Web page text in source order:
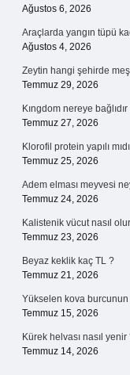
Ağustos 6, 2026
Araçlarda yangın tüpü
Ağustos 4, 2026
Zeytin hangi şehirde
Temmuz 29, 2026
Kıngdom nereye bağlıdır
Temmuz 27, 2026
Klorofil protein yapılı
Temmuz 25, 2026
Adem elması meyvesi
Temmuz 24, 2026
Kalistenik vücut nasıl
Temmuz 23, 2026
Beyaz keklik kaç TL ?
Temmuz 21, 2026
Yükselen kova
Temmuz 15, 2026
Kürek helvası nasıl yenir
Temmuz 14, 2026